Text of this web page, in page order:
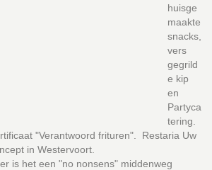
huisge
maakte
snacks,
vers
gegrild
e kip
en
Partyca
tering.
"Verantwoord frituren". Restaria Uw
in Westervoort.
is het een "no nonsens" middenweg